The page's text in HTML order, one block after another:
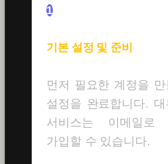
1
기본 설정 및 준비
먼저 필요한 계정을
설정을 완료합니다.
서비스는 이메일로
가입할 수 있습니다.